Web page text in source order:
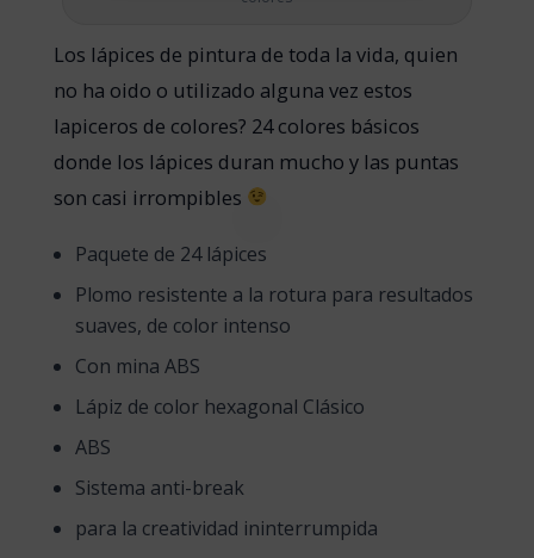
Los lápices de pintura de toda la vida, quien
no ha oido o utilizado alguna vez estos
lapiceros de colores? 24 colores básicos
donde los lápices duran mucho y las puntas
son casi irrompibles
Paquete de 24 lápices
Plomo resistente a la rotura para resultados
suaves, de color intenso
Con mina ABS
Lápiz de color hexagonal Clásico
ABS
Sistema anti-break
para la creatividad ininterrumpida